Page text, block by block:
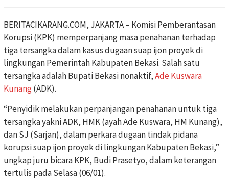
BERITACIKARANG.COM, JAKARTA – Komisi Pemberantasan
Korupsi (KPK) memperpanjang masa penahanan terhadap
tiga tersangka dalam kasus dugaan suap ijon proyek di
lingkungan Pemerintah Kabupaten Bekasi. Salah satu
tersangka adalah Bupati Bekasi nonaktif,Ade Kuswara
Kunang(ADK).
“Penyidik melakukan perpanjangan penahanan untuk tiga
tersangka yakni ADK, HMK (ayah Ade Kuswara, HM Kunang),
dan SJ (Sarjan), dalam perkara dugaan tindak pidana
korupsi suap ijon proyek di lingkungan Kabupaten Bekasi,”
ungkap juru bicara KPK, Budi Prasetyo, dalam keterangan
tertulis pada Selasa (06/01).